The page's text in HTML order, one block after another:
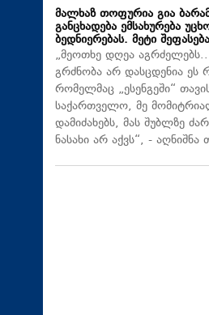
მალხაზ თოფურია გია
განცხადება ემსახურება
ბედნიერებას. მეტი
„მეოთხე დღეა
გრძნობა არ დასცდენია ეს
რომელმაც „ესენგეში“
საქართველო, მე
დამიძახებს, მას შუბლზე
ნასახი არ აქვს“, -